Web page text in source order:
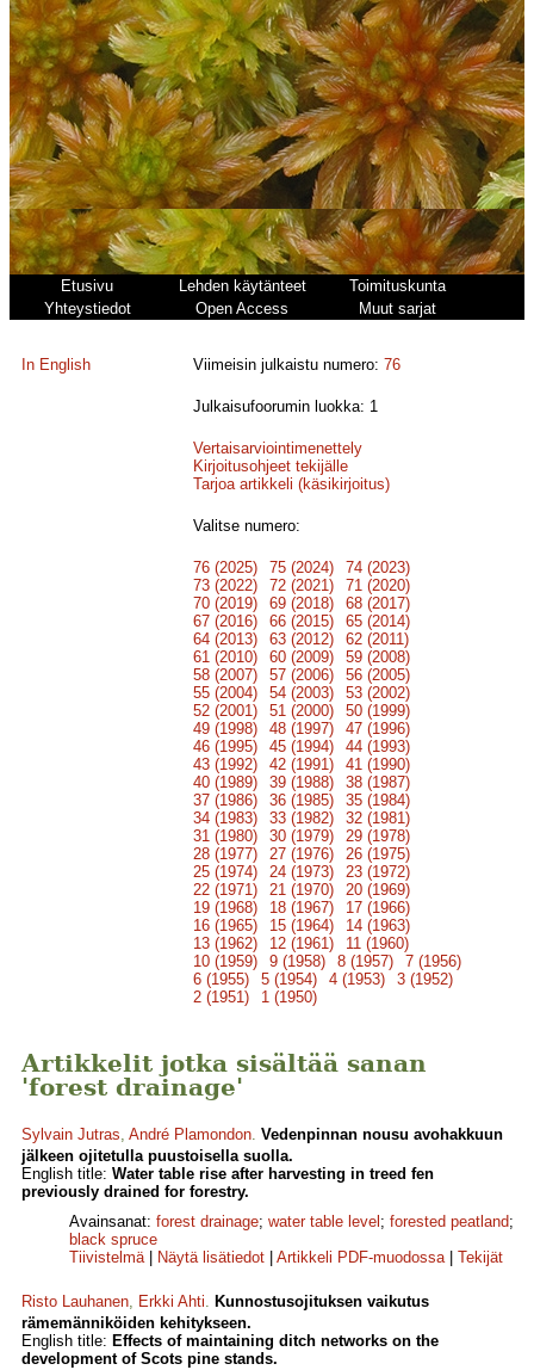
Etusivu Lehden käytänteet
Toimituskunta
Yhteystiedot
Open Access Muut sarjat
In English Viimeisin julkaistu numero:76
Julkaisufoorumin luokka: 1
Vertaisarviointimenettely
Kirjoitusohjeet tekijälle
Tarjoa artikkeli (käsikirjoitus)
Valitse numero:
76 (2025) 75 (2024)
74 (2023)
73 (2022)
72 (2021)
71 (2020)
70 (2019)
69 (2018)
68 (2017)
67 (2016)
66 (2015)
65 (2014)
64 (2013)
63 (2012)
62 (2011)
61 (2010)
60 (2009)
59 (2008)
58 (2007)
57 (2006)
56 (2005)
55 (2004)
54 (2003)
53 (2002)
52 (2001)
51 (2000)
50 (1999)
49 (1998)
48 (1997)
47 (1996)
46 (1995)
45 (1994)
44 (1993)
43 (1992)
42 (1991)
41 (1990)
40 (1989)
39 (1988)
38 (1987)
37 (1986)
36 (1985)
35 (1984)
34 (1983)
33 (1982)
32 (1981)
31 (1980)
30 (1979)
29 (1978)
28 (1977)
27 (1976)
26 (1975)
25 (1974)
24 (1973)
23 (1972)
22 (1971)
21 (1970)
20 (1969)
19 (1968)
18 (1967)
17 (1966)
16 (1965)
15 (1964)
14 (1963)
13 (1962)
12 (1961)
11 (1960)
10 (1959)
9 (1958) 8 (1957)
7 (1956)
6 (1955)
5 (1954) 4 (1953)
3 (1952)
2 (1951)
1 (1950)
Artikkelit jotka sisältää sanan
'forest drainage'
Sylvain Jutras, André Plamondon. Vedenpinnan nousu avohakkuun
jälkeen ojitetulla puustoisella suolla.
English title: Water table rise after harvesting in treed fen
previously drained for forestry.
Avainsanat: forest drainage; water table level ; forested peatland;
black spruce
Tiivistelmä| Näytä lisätiedot Artikkeli PDF-muodossa| Tekijät
Risto Lauhanen, Erkki Ahti. Kunnostusojituksen vaikutus
rämemänniköiden kehitykseen.
English title: Effects of maintaining ditch networks on the
development of Scots pine stands.